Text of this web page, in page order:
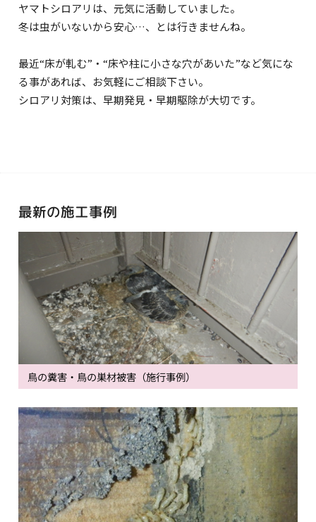
ヤマトシロアリは、元気に活動していました。
冬は虫がいないから安心…、とは行きませんね。
最近“床が軋む”・“床や柱に小さな穴があいた”など気にな
る事があれば、お気軽にご相談下さい。
シロアリ対策は、早期発見・早期駆除が大切です。
最新の施工事例
鳥の糞害・鳥の巣材被害（施行事例）